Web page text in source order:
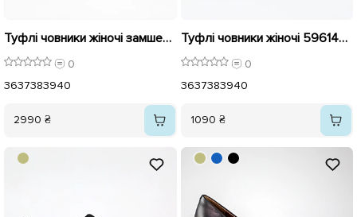
Туфлі човники жіночі замшеві 596290 Чорні
0
3637383940
2990 ₴
Туфлі човники жіночі 596146 Чорні
0
3637383940
1090 ₴